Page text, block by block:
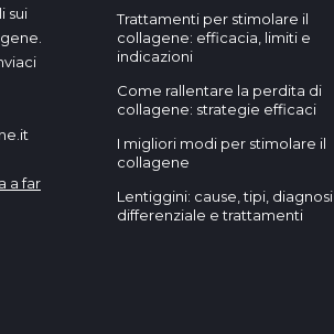
sui
a far
Trattamenti per stimolare il
collagene: efficacia, limiti e
indicazioni
Come rallentare la perdita di
collagene: strategie efficaci
I migliori modi per stimolare il
collagene
Lentiggini: cause, tipi, diagnosi
differenziale e trattamenti